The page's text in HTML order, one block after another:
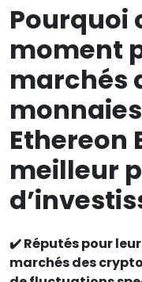
Pourquoi
moment
marchés
Ethereon
meilleur
✔️ Réputés pour
marchés des